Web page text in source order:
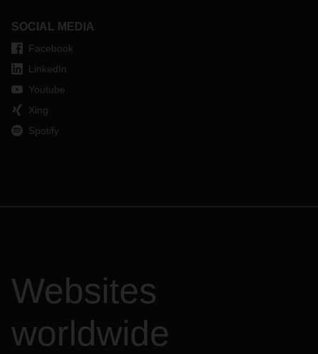
SOCIAL MEDIA
Facebook
LinkedIn
Youtube
Xing
Spotify
Websites
worldwide